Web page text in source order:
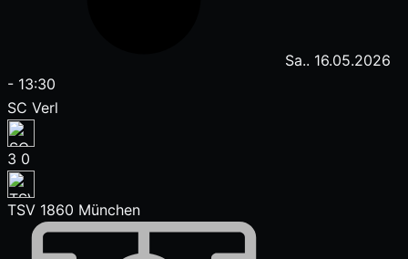
Sa.. 16.05.2026
- 13:30
SC Verl
3 0
TSV 1860 München